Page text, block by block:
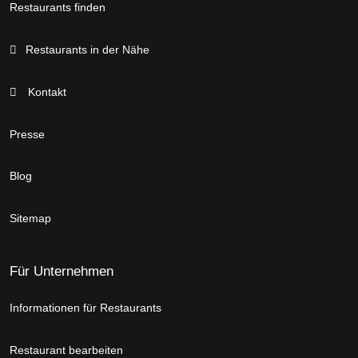
Restaurants finden
Restaurants in der Nähe
Kontakt
Presse
Blog
Sitemap
Für Unternehmen
Informationen für Restaurants
Restaurant bearbeiten